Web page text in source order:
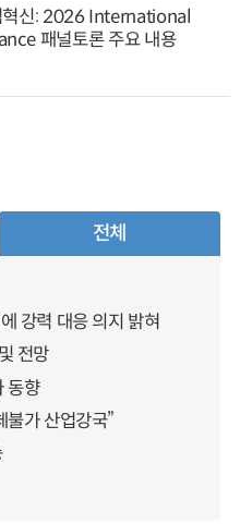
혁신: 2026 International
패널토론 주요 내용
전체
강력 대응 의지 밝혀
전망
동향
가 산업강국”